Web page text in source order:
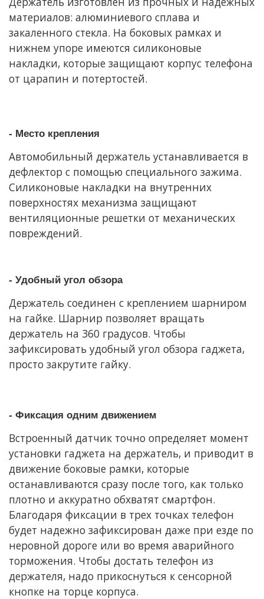
материалов: алюминиевого сплава и
закаленного стекла. На боковых рамках и
нижнем упоре имеются силиконовые
накладки, которые защищают корпус телефона
от царапин и потертостей.
- Место крепления
Автомобильный держатель устанавливается в
дефлектор с помощью специального зажима.
Силиконовые накладки на внутренних
поверхностях механизма защищают
вентиляционные решетки от механических
повреждений.
- Удобный угол обзора
Держатель соединен с креплением шарниром
на гайке. Шарнир позволяет вращать
держатель на 360 градусов. Чтобы
зафиксировать удобный угол обзора гаджета,
просто закрутите гайку.
- Фиксация одним движением
Встроенный датчик точно определяет момент
установки гаджета на держатель, и приводит в
движение боковые рамки, которые
останавливаются сразу после того, как только
плотно и аккуратно обхватят смартфон.
Благодаря фиксации в трех точках телефон
будет надежно зафиксирован даже при езде по
неровной дороге или во время аварийного
торможения. Чтобы достать телефон из
держателя, надо прикоснуться к сенсорной
кнопке на торце корпуса.